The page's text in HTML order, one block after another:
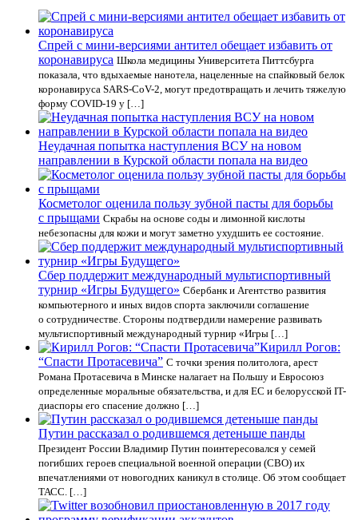
Спрей с мини-версиями антител обещает избавить от
коронавируса Школа медицины Университета Питтсбурга
показала, что вдыхаемые нанотела, нацеленные на спайковый белок
коронавируса SARS-CoV-2, могут предотвращать и лечить тяжелую
форму COVID-19 у […]
Неудачная попытка наступления ВСУ на новом
направлении в Курской области попала на видео
Косметолог оценила пользу зубной пасты для борьбы
с прыщами Скрабы на основе соды и лимонной кислоты
небезопасны для кожи и могут заметно ухудшить ее состояние.
Сбер поддержит международный мультиспортивный
турнир «Игры Будущего» Сбербанк и Агентство развития
компьютерного и иных видов спорта заключили соглашение
о сотрудничестве. Стороны подтвердили намерение развивать
мультиспортивный международный турнир «Игры […]
Кирилл Рогов:
“Спасти Протасевича” С точки зрения политолога, арест
Романа Протасевича в Минске налагает на Польшу и Евросоюз
определенные моральные обязательства, и для ЕС и белорусской IT-
диаспоры его спасение должно […]
Путин рассказал о родившемся детеныше панды
Президент России Владимир Путин поинтересовался у семей
погибших героев специальной военной операции (СВО) их
впечатлениями от новогодних каникул в столице. Об этом сообщает
ТАСС. […]